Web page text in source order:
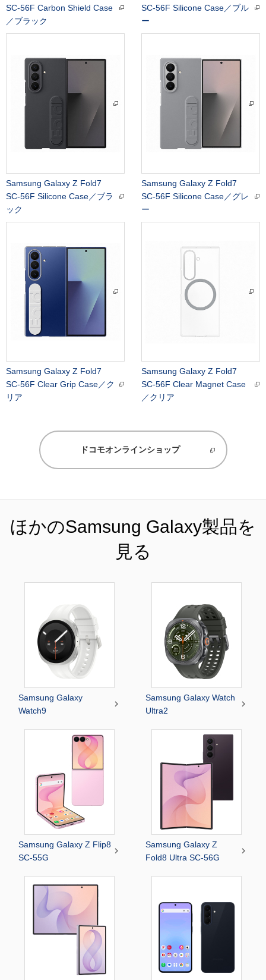
SC-56F Carbon Shield Case
／ブラック
SC-56F Silicone Case／ブル
ー
Samsung Galaxy Z Fold7
SC-56F Silicone Case／ブラ
ック
Samsung Galaxy Z Fold7
SC-56F Silicone Case／グレ
ー
Samsung Galaxy Z Fold7
SC-56F Clear Grip Case／ク
リア
Samsung Galaxy Z Fold7
SC-56F Clear Magnet Case
／クリア
ドコモオンラインショップ
ほかのSamsung Galaxy製品を
見る
Samsung Galaxy
Watch9

Samsung Galaxy Watch
Ultra2

Samsung Galaxy Z Flip8
SC-55G

Samsung Galaxy Z
Fold8 Ultra SC-56G
